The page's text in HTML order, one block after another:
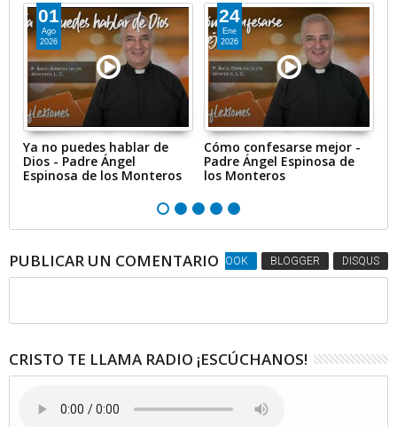
01
Ago
2026
Ya no puedes hablar de
Dios - Padre Ángel
Espinosa de los Monteros
24
Ene
2026
Cómo confesarse mejor -
Padre Ángel Espinosa de
los Monteros
PUBLICAR UN COMENTARIOFACEBOOK BLOGGER DISQUS
CRISTO TE LLAMA RADIO ¡ESCÚCHANOS!